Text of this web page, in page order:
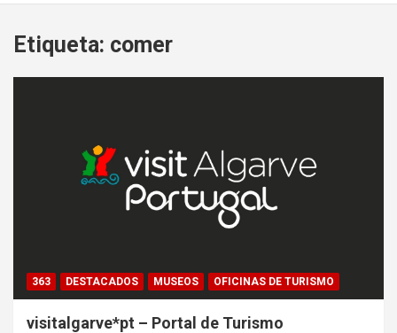
Etiqueta: comer
363 DESTACADOS MUSEOS OFICINAS DE TURISMO
visitalgarve*pt – Portal de Turismo